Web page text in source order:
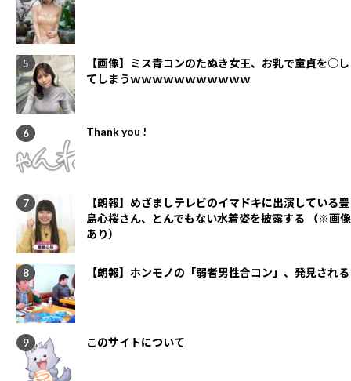
【画像】ミス青コンのたぬき女王、お乳で童貞を○し
てしまうｗｗｗｗｗｗｗｗｗｗｗ
Thank you !
【朗報】めざましテレビのイマドキに出演している豊
島心桜さん、とんでもない水着姿を披露する （※画像
あり）
【朗報】ホンモノの「弱者男性合コン」、発見される
このサイトについて